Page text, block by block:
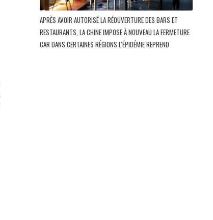
APRÈS AVOIR AUTORISÉ LA RÉOUVERTURE DES BARS ET
RESTAURANTS, LA CHINE IMPOSE À NOUVEAU LA FERMETURE
CAR DANS CERTAINES RÉGIONS L'ÉPIDÉMIE REPREND